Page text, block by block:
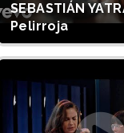
SEBASTIÁN
Pelirroja